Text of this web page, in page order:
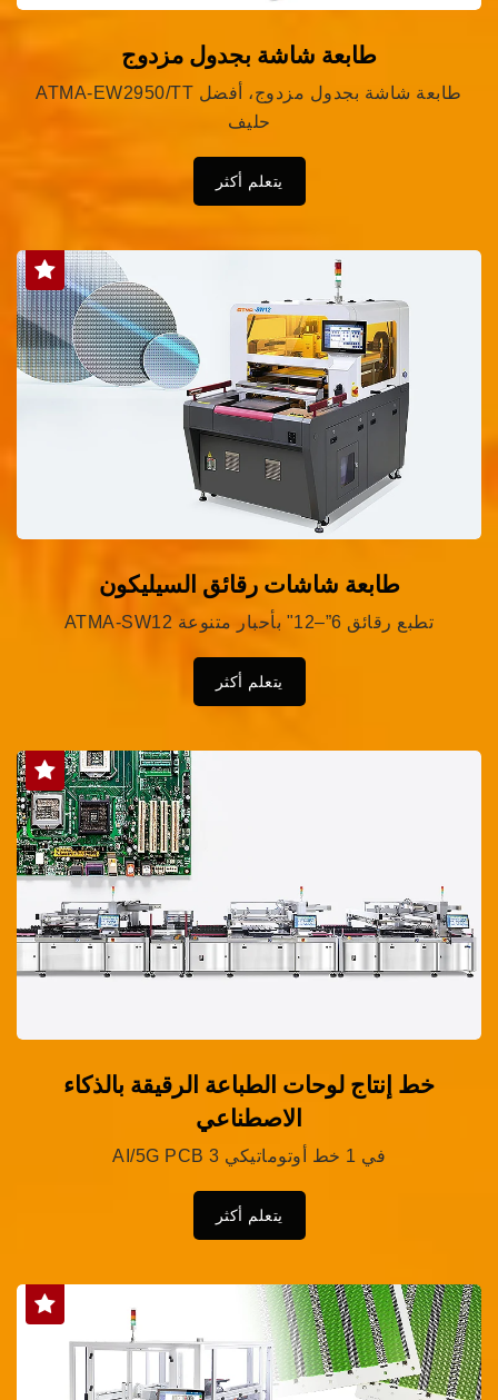
طابعة شاشة بجدول مزدوج
ATMA-EW2950/TT طابعة شاشة بجدول مزدوج، أفضل
حليف
يتعلم أكثر
طابعة شاشات رقائق السيليكون
ATMA-SW12 تطبع رقائق 6”–12" بأحبار متنوعة
يتعلم أكثر
خط إنتاج لوحات الطباعة الرقيقة بالذكاء
الاصطناعي
AI/5G PCB 3 في 1 خط أوتوماتيكي
يتعلم أكثر